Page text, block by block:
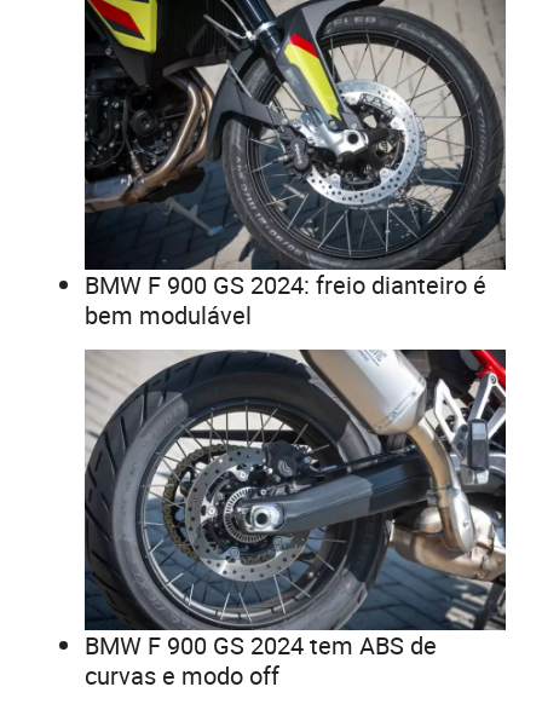
BMW F 900 GS 2024: freio dianteiro é
bem modulável
BMW F 900 GS 2024 tem ABS de
curvas e modo off